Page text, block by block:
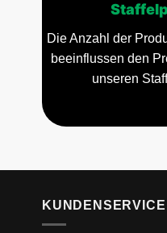
Die Anzahl der
beeinflussen den
unseren
KUNDENSERVICE